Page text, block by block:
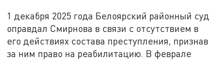
1 декабря 2025 года Белоярский районный суд
оправдал Смирнова в связи с отсутствием в
его действиях состава преступления, признав
за ним право на реабилитацию. В феврале